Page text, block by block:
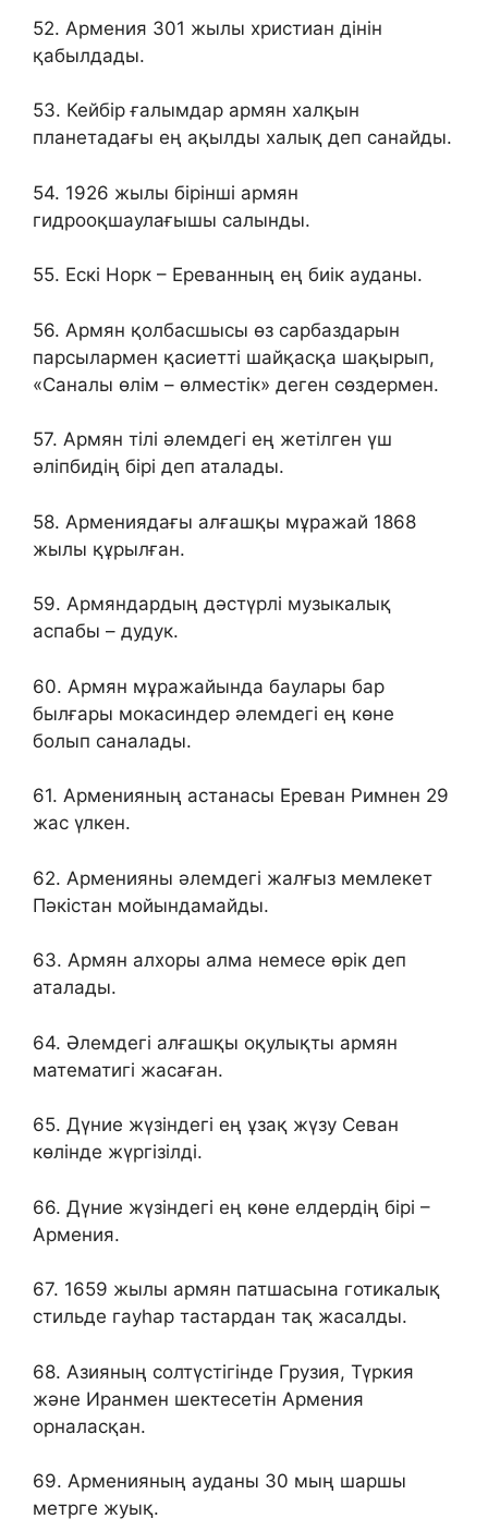
52. Армения 301 жылы христиан дінін
қабылдады.
53. Кейбір ғалымдар армян халқын
планетадағы ең ақылды халық деп санайды.
54. 1926 жылы бірінші армян
гидрооқшаулағышы салынды.
55. Ескі Норк – Ереванның ең биік ауданы.
56. Армян қолбасшысы өз сарбаздарын
парсылармен қасиетті шайқасқа шақырып,
«Саналы өлім – өлместік» деген сөздермен.
57. Армян тілі әлемдегі ең жетілген үш
әліпбидің бірі деп аталады.
58. Армениядағы алғашқы мұражай 1868
жылы құрылған.
59. Армяндардың дәстүрлі музыкалық
аспабы – дудук.
60. Армян мұражайында баулары бар
былғары мокасиндер әлемдегі ең көне
болып саналады.
61. Арменияның астанасы Ереван Римнен 29
жас үлкен.
62. Арменияны әлемдегі жалғыз мемлекет
Пәкістан мойындамайды.
63. Армян алхоры алма немесе өрік деп
аталады.
64. Әлемдегі алғашқы оқулықты армян
математигі жасаған.
65. Дүние жүзіндегі ең ұзақ жүзу Севан
көлінде жүргізілді.
66. Дүние жүзіндегі ең көне елдердің бірі –
Армения.
67. 1659 жылы армян патшасына готикалық
стильде гауһар тастардан тақ жасалды.
68. Азияның солтүстігінде Грузия, Түркия
және Иранмен шектесетін Армения
орналасқан.
69. Арменияның ауданы 30 мың шаршы
метрге жуық.